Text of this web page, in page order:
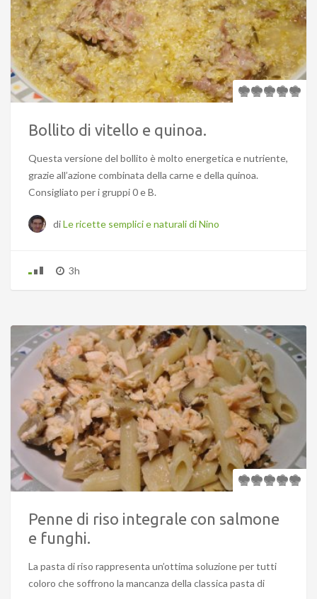
Bollito di vitello e quinoa.
Questa versione del bollito è molto energetica e nutriente,
grazie all’azione combinata della carne e della quinoa.
Consigliato per i gruppi 0 e B.
diLe ricette semplici e naturali di Nino
3h
Penne di riso integrale con salmone
e funghi.
La pasta di riso rappresenta un’ottima soluzione per tutti
coloro che soffrono la mancanza della classica pasta di